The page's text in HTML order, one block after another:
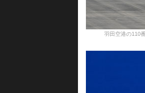
羽田空港の110